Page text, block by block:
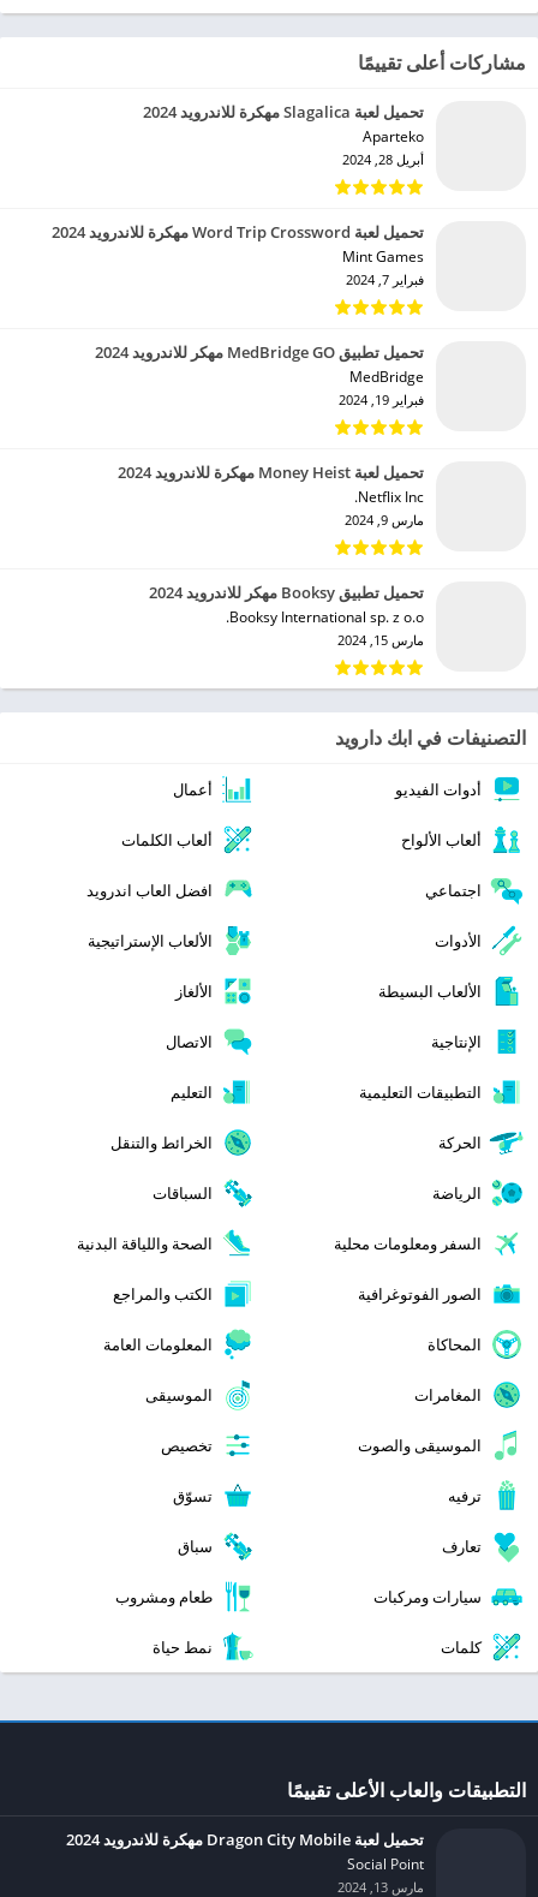
مشاركات أعلى تقييمًا
تحميل لعبة Slagalica مهكرة للاندرويد 2024
Aparteko‏
أبريل 28, 2024
تحميل لعبة Word Trip Crossword مهكرة للاندرويد 2024
Mint Games‏
فبراير 7, 2024
تحميل تطبيق MedBridge GO مهكر للاندرويد 2024
MedBridge‏
فبراير 19, 2024
تحميل لعبة Money Heist مهكرة للاندرويد 2024
Netflix Inc.‏
مارس 9, 2024
تحميل تطبيق Booksy مهكر للاندرويد 2024
Booksy International sp. z o.o.‏
مارس 15, 2024
التصنيفات في ابك دارويد
أدوات الفيديو أعمال
ألعاب الألواح ألعاب الكلمات
اجتماعي افضل العاب اندرويد
الأدوات الألعاب الإستراتيجية
الألعاب البسيطة الألغاز
الإنتاجية الاتصال
التطبيقات التعليمية التعليم
الحركة الخرائط والتنقل
الرياضة السباقات
السفر ومعلومات محلية الصحة واللياقة البدنية
الصور الفوتوغرافية الكتب والمراجع
المحاكاة المعلومات العامة
المغامرات الموسيقى
الموسيقى والصوت تخصيص
ترفيه تسوّق
تعارف سباق
سيارات ومركبات طعام ومشروب
كلمات نمط حياة
التطبيقات والعاب الأعلى تقييمًا
تحميل لعبة Dragon City Mobile مهكرة للاندرويد 2024
Social Point‏
مارس 13, 2024